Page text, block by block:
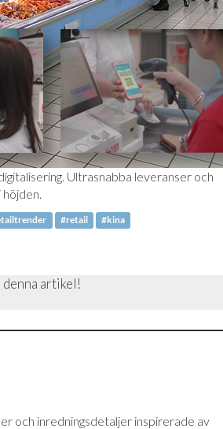
Ultrasnabba leveranser och
#retail #kina
denna artikel!
och inredningsdetaljer inspirerade av